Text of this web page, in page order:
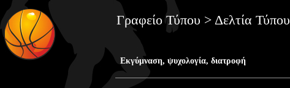
Γραφείο Τύπου > Δελτία Τύπου
Εκγύμναση, ψυχολογία, διατροφή